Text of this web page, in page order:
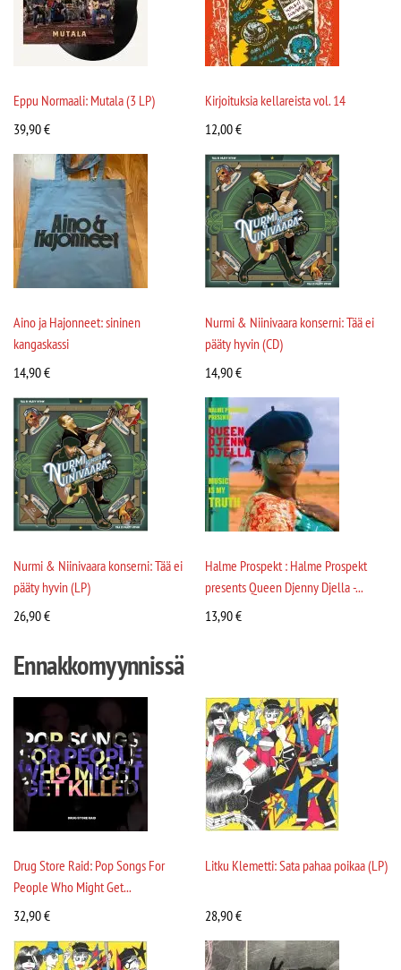
Eppu Normaali: Mutala (3 LP)
39,90€
Kirjoituksia kellareista vol. 14
12,00€
Aino ja Hajonneet: sininen
kangaskassi
14,90€
Nurmi & Niinivaara konserni: Tää ei
pääty hyvin (CD)
14,90€
Nurmi & Niinivaara konserni: Tää ei
pääty hyvin (LP)
26,90€
Halme Prospekt : Halme Prospekt
presents Queen Djenny Djella -...
13,90€
Ennakkomyynnissä
Drug Store Raid: Pop Songs For
People Who Might Get...
32,90€
Litku Klemetti: Sata pahaa poikaa (LP)
28,90€